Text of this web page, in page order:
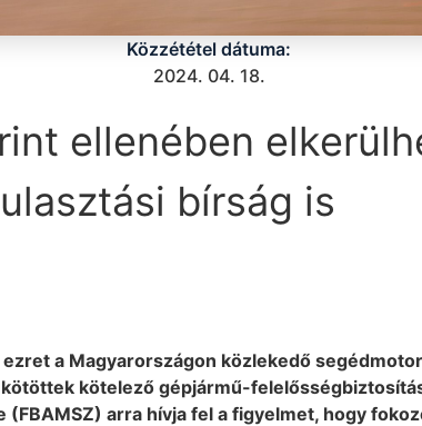
Közzététel dátuma:
2024. 04. 18.
ellenében
bírság is
a Magyarországon közlekedő
kötelező gépjármű-
(FBAMSZ) arra hívja fel a figyelmet, hogy